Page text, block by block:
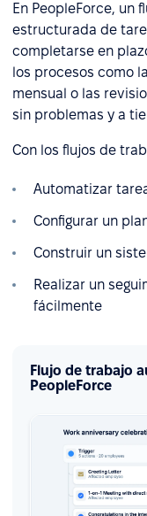
En PeopleForce, un
estructurada de
completarse en
los procesos como
mensual o las
sin problemas y a
Con los flujos de
Automatizar
Configurar un
Construir un
Realizar un
fácilmente
Flujo de trabajo
PeopleForce